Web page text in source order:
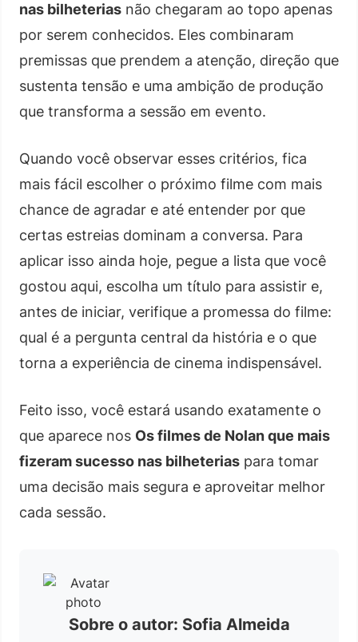
nas bilheterias não chegaram ao topo apenas
por serem conhecidos. Eles combinaram
premissas que prendem a atenção, direção que
sustenta tensão e uma ambição de produção
que transforma a sessão em evento.
Quando você observar esses critérios, fica
mais fácil escolher o próximo filme com mais
chance de agradar e até entender por que
certas estreias dominam a conversa. Para
aplicar isso ainda hoje, pegue a lista que você
gostou aqui, escolha um título para assistir e,
antes de iniciar, verifique a promessa do filme:
qual é a pergunta central da história e o que
torna a experiência de cinema indispensável.
Feito isso, você estará usando exatamente o
que aparece nos Os filmes de Nolan que mais
fizeram sucesso nas bilheterias para tomar
uma decisão mais segura e aproveitar melhor
cada sessão.
Sobre o autor: Sofia Almeida